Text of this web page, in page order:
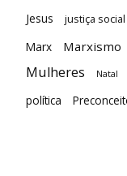
Jesus justiça social
Marx Marxismo
Mulheres Natal
política